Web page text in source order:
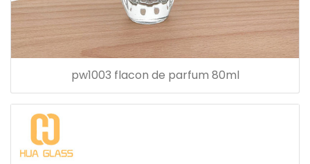
pw1003 flacon de parfum 80ml